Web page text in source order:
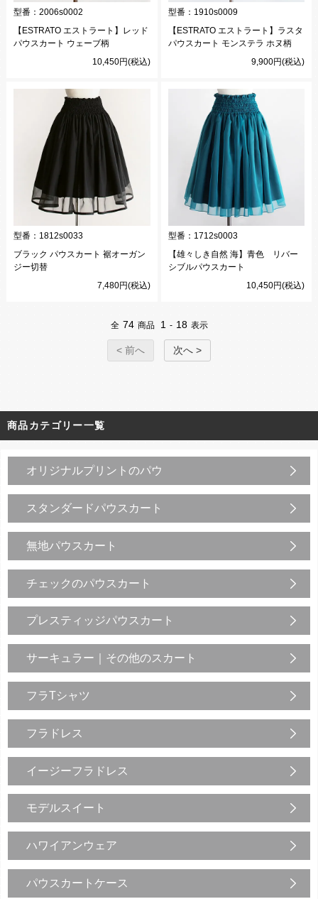
型番： 2006s0002
【ESTRATO エストラート】レッド
パウスカート ウェーブ柄
10,450円(税込)
型番： 1910s0009
【ESTRATO エストラート】ラスタ
パウスカート モンステラ ホヌ柄
9,900円(税込)
型番： 1812s0033
ブラック パウスカート 裾オーガン
ジー切替
7,480円(税込)
型番： 1712s0003
【雄々しき自然 海】青色 リバー
シブルパウスカート
10,450円(税込)
全 74 商品 1 - 18 表示
< 前へ 次へ >
商品カテゴリー一覧
オリジナルプリントのパウ
スタンダードパウスカート
無地パウスカート
チェックのパウスカート
プレスティッジパウスカート
サーキュラー｜その他のスカート
フラTシャツ
フラドレス
イージーフラドレス
モデルスイート
ハワイアンウェア
パウスカートケース